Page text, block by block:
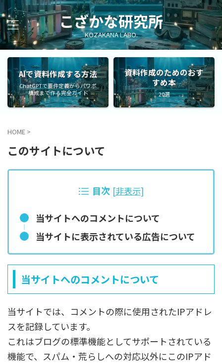
こざかな研究所
KOZAKANA LABO.
AIで資料作成する方法
ChatGPTで要件定義からパワポ
構成まで作る完全ガイド
資料作成のためのおす
すめ本
20選
HOME >
このサイトについて
目次 [非表示]
当サイトへのコメントについて
当サイトに表示されている広告について
当サイトへのコメントについて
当サイトでは、コメントの際に使用されたIPアドレ
スを記録しています。
これはブログの標準機能としてサポートされている
機能で、スパム・荒らしへの対応以外にこのIPアド